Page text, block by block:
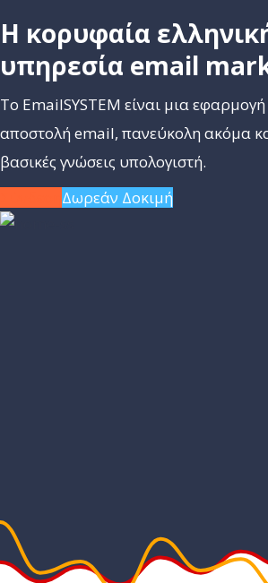
Η κορυφαία
υπηρεσία email
Το EmailSYSTEM είναι μια εφαρμογή
αποστολή email, πανεύκολη ακόμα
βασικές γνώσεις υπολογιστή.
Δωρεάν Δοκιμή